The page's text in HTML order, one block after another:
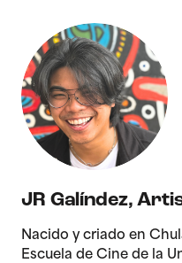
JR Galíndez,
Nacido y criado en
Escuela de Cine de la